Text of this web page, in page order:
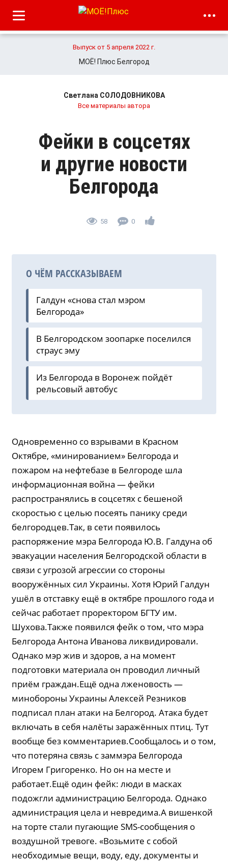
Выпуск от 5 апреля 2022 г.
МОЁ! Плюс Белгород
Светлана СОЛОДОВНИКОВА
Все материалы автора
Фейки в соцсетях
и другие новости
Белгорода
58 0
О ЧЁМ РАССКАЗЫВАЕМ
Галдун «снова стал мэром
Белгорода»
В Белгородском зоопарке поселился
страус эму
Из Белгорода в Воронеж пойдёт
рельсовый автобус
Одновременно со взрывами в Красном
Октябре, «минированием» Белгорода и
пожаром на нефтебазе в Белгороде шла
информационная война — фейки
распространялись в соцсетях с бешеной
скоростью с целью посеять панику среди
белгородцев.Так, в сети появилось
распоряжение мэра Белгорода Ю.В. Галдуна об
эвакуации населения Белгородской области в
связи с угрозой агрессии со стороны
вооружённых сил Украины. Хотя Юрий Галдун
ушёл в отставку ещё в октябре прошлого года и
сейчас работает проректором БГТУ им.
Шухова.Также появился фейк о том, что мэра
Белгорода Антона Иванова ликвидировали.
Однако мэр жив и здоров, а на момент
подготовки материала он проводил личный
приём граждан.Ещё одна лженовость —
минобороны Украины Алексей Резников
подписал план атаки на Белгород. Атака будет
включать в себя налёты заражённых птиц. Тут
вообще без комментариев.Сообщалось и о том,
что потеряна связь с заммэра Белгорода
Игорем Григоренко. Но он на месте и
работает.Ещё один фейк: люди в масках
подожгли администрацию Белгорода. Однако
администрация цела и невредима.А вишенкой
на торте стали пугающие SMS-сообщения о
воздушной тревоге. «Возьмите с собой
необходимые вещи, воду, еду, документы и